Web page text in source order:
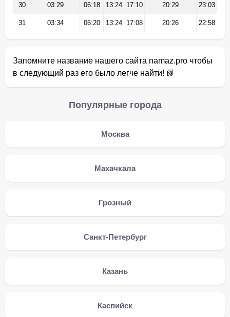
30 03:29 06:18 13:24 17:10 20:29 23:03
31 03:34 06:20 13:24 17:08 20:26 22:58
Запомните название нашего сайта namaz.pro чтобы
в следующий раз его было легче найти! 📗
Популярные города
Москва
Махачкала
Грозный
Санкт-Петербург
Казань
Каспийск